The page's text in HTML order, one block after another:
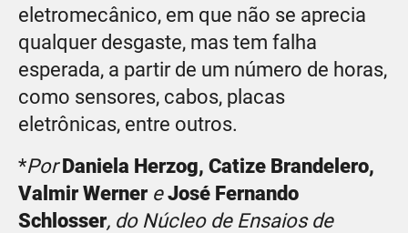
eletromecânico, em que não se aprecia
qualquer desgaste, mas tem falha
esperada, a partir de um número de horas,
como sensores, cabos, placas
eletrônicas, entre outros.
*PorDaniela Herzog, Catize Brandelero,
Valmir Werner eJosé Fernando
Schlosser, do Núcleo de Ensaios de